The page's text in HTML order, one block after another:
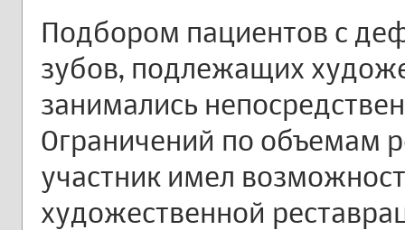
Подбором пациентов с
зубов, подлежащих
занимались
Ограничений по объемам
участник имел
художественной